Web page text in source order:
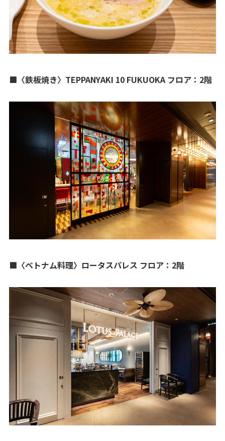
■〈鉄板焼き〉TEPPANYAKI 10 FUKUOKA フロア：2階
■〈ベトナム料理〉ロータスパレス フロア：2階